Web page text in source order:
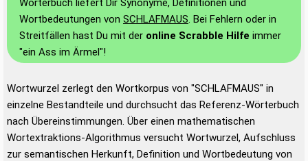
Wörterbuch liefert Dir Synonyme, Definitionen und
Wortbedeutungen von SCHLAFMAUS. Bei Fehlern oder in
Streitfällen hast Du mit der online Scrabble Hilfe immer
"ein Ass im Ärmel"!
Wortwurzel zerlegt den Wortkorpus von "SCHLAFMAUS" in
einzelne Bestandteile und durchsucht das Referenz-Wörterbuch
nach Übereinstimmungen. Über einen mathematischen
Wortextraktions-Algorithmus versucht Wortwurzel, Aufschluss
zur semantischen Herkunft, Definition und Wortbedeutung von